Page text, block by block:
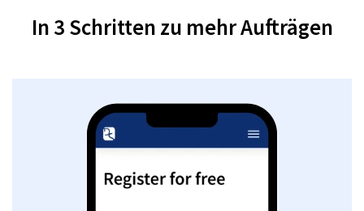
In 3 Schritten zu mehr Aufträgen